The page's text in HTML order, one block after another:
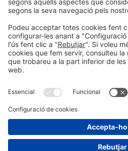
disseny sostenible, els
problemes actuals relacionats
funcionalitat per als usuaris.
certificat acreditat per
Informació generalAvís legal
Política de privacitat
Política de cookies
a